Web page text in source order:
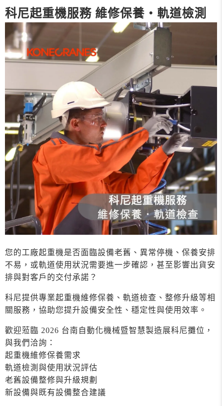
科尼起重機服務 維修保養・軌道檢測
您的工廠起重機是否面臨設備老舊、異常停機、保養安排
不易，或軌道使用狀況需要進一步確認，甚至影響出貨安
排與對客戶的交付承諾？
科尼提供專業起重機維修保養、軌道檢查、整修升級等相
關服務，協助您提升設備安全性、穩定性與使用效率。
歡迎蒞臨 2026 台南自動化機械暨智慧製造展科尼攤位，
與我們洽詢：
起重機維修保養需求
軌道檢測與使用狀況評估
老舊設備整修與升級規劃
新設備與既有設備整合建議